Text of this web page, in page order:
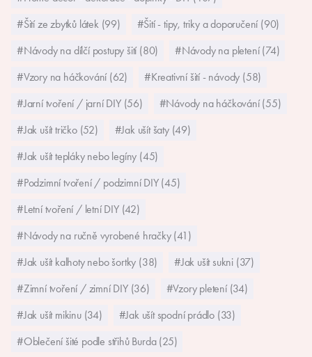
#Šití ze zbytků látek (99)
#Šití - tipy, triky a doporučení (90)
#Návody na dílčí postupy šití (80)
#Návody na pletení (74)
#Vzory na háčkování (62)
#Kreativní šití - návody (58)
#Jarní tvoření / jarní DIY (56)
#Návody na háčkování (55)
#Jak ušít tričko (52)
#Jak ušít šaty (49)
#Jak ušít tepláky nebo legíny (45)
#Podzimní tvoření / podzimní DIY (45)
#Letní tvoření / letní DIY (42)
#Návody na ručně vyrobené hračky (41)
#Jak ušít kalhoty nebo šortky (38)
#Jak ušít sukni (37)
#Zimní tvoření / zimní DIY (36)
#Vzory pletení (34)
#Jak ušít mikinu (34)
#Jak ušít spodní prádlo (33)
#Oblečení šité podle střihů Burda (25)